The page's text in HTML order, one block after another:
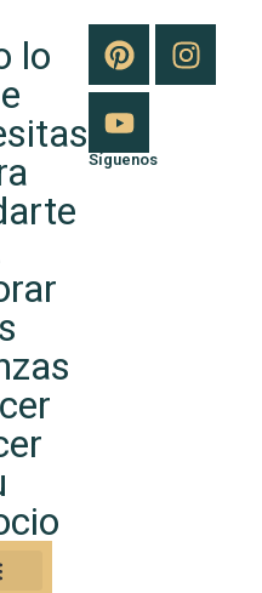
lo
Síguenos